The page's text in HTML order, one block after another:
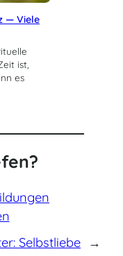
— Viele
ist,
es
Selbstliebe →